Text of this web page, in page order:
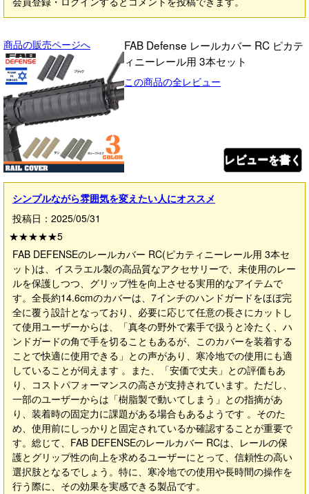
商品の販売ページへ
FAB Defense レールカバー RC ピカテ
ィニーレール用 3本セット
この商品の全レビュー
レビューを書く
シンプルながら雰囲気を変えたい人にオススメ
投稿日：2025/05/31
★★★★★5
FAB DEFENSEのレールカバー RC(ピカティニーレール用 3本セ
ット)は、イスラエル製の高品質なアクセサリーで、未使用のレー
ルを保護しつつ、グリップ性を向上させる実用的なアイテムで
す。全長約14.6cmのカバーは、7インチのハンドガードをほぼ完
全に覆う設計となっており、必要に応じて任意の長さにカットし
て使用ユーザーからは、「真冬の野外で素手で扱うと冷たく、ハ
ンドガードの角で手を切ることもあるが、このカバーを装着する
ことで快適に使用できる」との声があり、寒冷地での使用にも適
していることが伺えます 。また、「安価で丈夫」との評価もあ
り、コストパフォーマンスの高さが支持されています。ただし、
一部のユーザーからは「樹脂製で動いてしまう」との指摘があ
り、装着時の固定力に課題がある場合もあるようです 。そのた
め、使用前にしっかりと固定されているか確認することが重要で
す。総じて、FAB DEFENSEのレールカバー RCは、レールの保
護とグリップ性の向上を求めるユーザーにとって、信頼性の高い
選択肢となるでしょう。特に、寒冷地での使用や長時間の操作を
行う際に、その効果を実感できる製品です。